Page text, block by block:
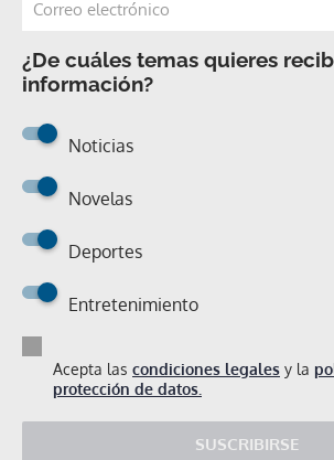
¿De cuáles temas quieres
información?
Noticias
Novelas
Deportes
Entretenimiento
Acepta las condiciones legales y la
protección de datos.
SUSCRIBIRSE